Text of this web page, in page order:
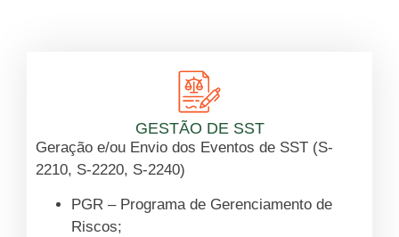
GESTÃO DE SST
Geração e/ou Envio dos Eventos de SST (S-
2210, S-2220, S-2240)
PGR – Programa de Gerenciamento de
Riscos;